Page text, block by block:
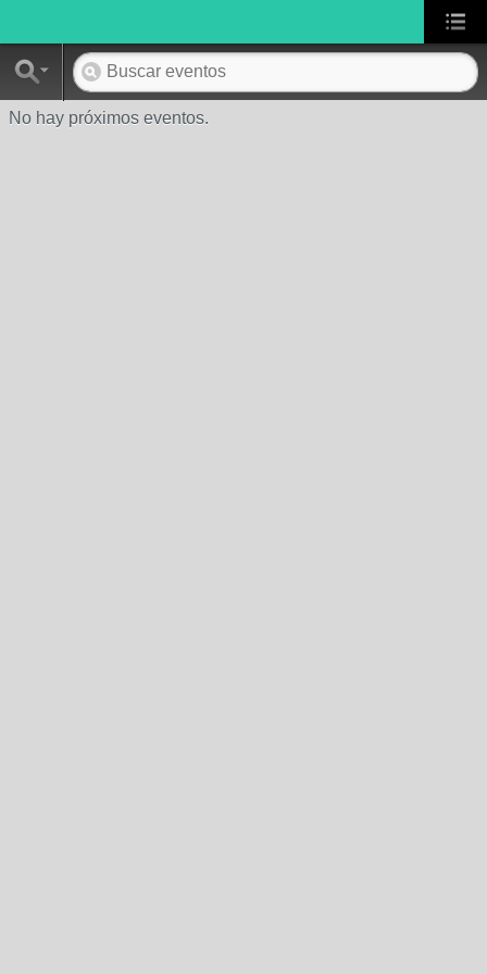
No hay próximos eventos.